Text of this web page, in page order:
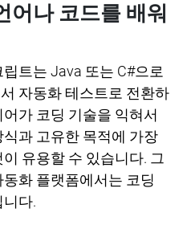
어나 코드를 배워
립트는 Java 또는 C#으로
자동화 테스트로 전환하
가 코딩 기술을 익혀서
과 고유한 목적에 가장
유용할 수 있습니다. 그
화 플랫폼에서는 코딩
니다.